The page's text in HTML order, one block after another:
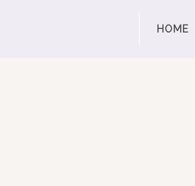
HOME